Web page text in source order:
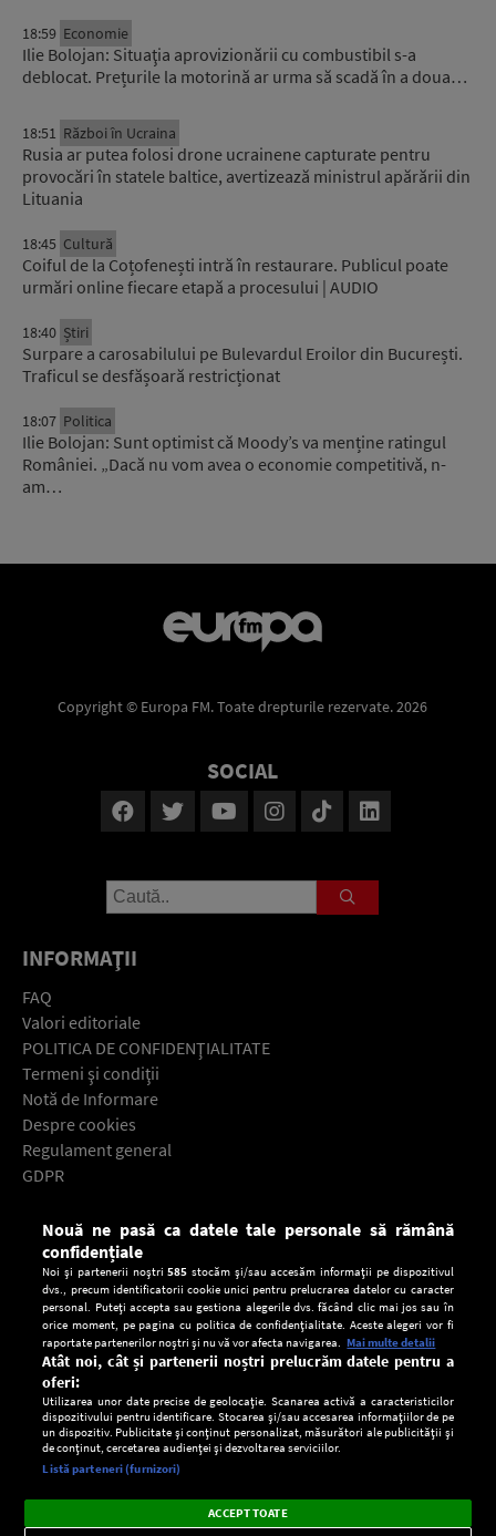
18:59 Economie
Ilie Bolojan: Situaţia aprovizionării cu combustibil s-a
deblocat. Prețurile la motorină ar urma să scadă în a doua…
18:51 Război în Ucraina
Rusia ar putea folosi drone ucrainene capturate pentru
provocări în statele baltice, avertizează ministrul apărării din
Lituania
18:45 Cultură
Coiful de la Coțofenești intră în restaurare. Publicul poate
urmări online fiecare etapă a procesului | AUDIO
18:40 Știri
Surpare a carosabilului pe Bulevardul Eroilor din București.
Traficul se desfășoară restricționat
18:07 Politica
Ilie Bolojan: Sunt optimist că Moody’s va menține ratingul
României. „Dacă nu vom avea o economie competitivă, n-
am…
Copyright © Europa FM. Toate drepturile rezervate. 2026
SOCIAL
INFORMAŢII
FAQ
Valori editoriale
POLITICA DE CONFIDENŢIALITATE
Termeni şi condiţii
Notă de Informare
Despre cookies
Regulament general
GDPR
Descarcă gratuit aplicaţia Europa FM pentru smartphone:
Setări:
Dark
Mode
Radio live, podcasturi, știri și alerte
importante.
×
Nouă ne pasă ca datele tale personale să rămână
confidențiale
Noi și partenerii noștri585 stocăm și/sau accesăm informații pe dispozitivul
dvs., precum identificatorii cookie unici pentru prelucrarea datelor cu caracter
personal. Puteți accepta sau gestiona alegerile dvs. făcând clic mai jos sau în
orice moment, pe pagina cu politica de confidențialitate. Aceste alegeri vor fi
raportate partenerilor noștri și nu vă vor afecta navigarea. Mai multe detalii
Atât noi, cât și partenerii noștri prelucrăm datele pentru a
oferi:
Utilizarea unor date precise de geolocație. Scanarea activă a caracteristicilor
dispozitivului pentru identificare. Stocarea și/sau accesarea informațiilor de pe
un dispozitiv. Publicitate și conținut personalizat, măsurători ale publicității și
de conținut, cercetarea audienței și dezvoltarea serviciilor.
Listă parteneri (furnizori)
ACCEPT TOATE